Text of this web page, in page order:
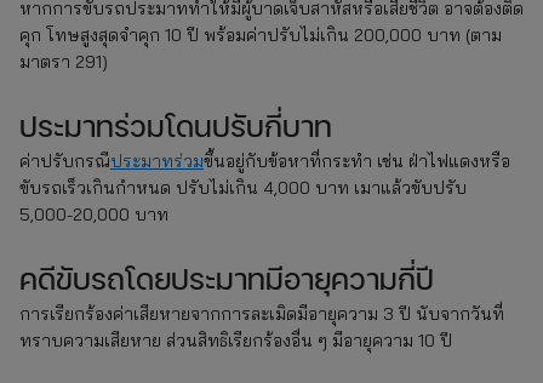
หากการขับรถประมาททำให้มีผู้บาดเจ็บสาหัสหรือเสียชีวิต อาจต้องติด
คุก โทษสูงสุดจำคุก 10 ปี พร้อมค่าปรับไม่เกิน 200,000 บาท (ตาม
มาตรา 291)
ประมาทร่วมโดนปรับกี่บาท
ค่าปรับกรณีประมาทร่วมขึ้นอยู่กับข้อหาที่กระทำ เช่น ฝ่าไฟแดงหรือ
ขับรถเร็วเกินกำหนด ปรับไม่เกิน 4,000 บาท เมาแล้วขับปรับ
5,000-20,000 บาท
คดีขับรถโดยประมาทมีอายุความกี่ปี
การเรียกร้องค่าเสียหายจากการละเมิดมีอายุความ 3 ปี นับจากวันที่
ทราบความเสียหาย ส่วนสิทธิเรียกร้องอื่น ๆ มีอายุความ 10 ปี